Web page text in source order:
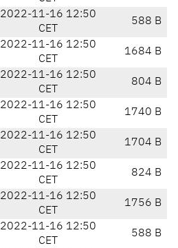
2022-11-16 12:50
CET
588 B
2022-11-16 12:50
CET
1684 B
2022-11-16 12:50
CET
804 B
2022-11-16 12:50
CET
1740 B
2022-11-16 12:50
CET
1704 B
2022-11-16 12:50
CET
824 B
2022-11-16 12:50
CET
1756 B
2022-11-16 12:50
CET
588 B